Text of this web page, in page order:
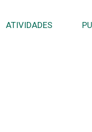
ATIVIDADES